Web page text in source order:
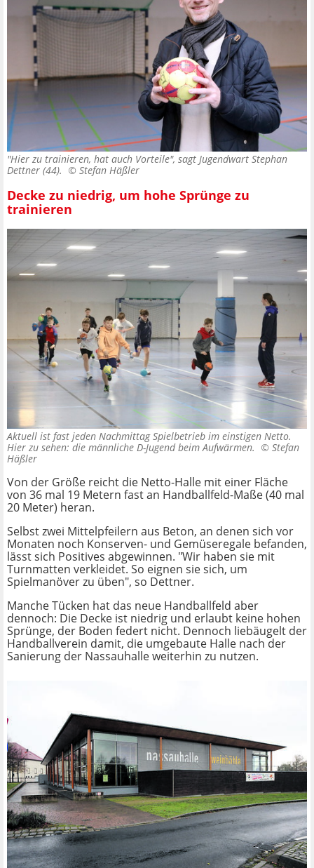
"Hier zu trainieren, hat auch Vorteile", sagt Jugendwart Stephan
Dettner (44). © Stefan Häßler
Decke zu niedrig, um hohe Sprünge zu
trainieren
Aktuell ist fast jeden Nachmittag Spielbetrieb im einstigen Netto.
Hier zu sehen: die männliche D-Jugend beim Aufwärmen. © Stefan
Häßler
Von der Größe reicht die Netto-Halle mit einer Fläche
von 36 mal 19 Metern fast an Handballfeld-Maße (40 mal
20 Meter) heran.
Selbst zwei Mittelpfeilern aus Beton, an denen sich vor
Monaten noch Konserven- und Gemüseregale befanden,
lässt sich Positives abgewinnen. "Wir haben sie mit
Turnmatten verkleidet. So eignen sie sich, um
Spielmanöver zu üben", so Dettner.
Manche Tücken hat das neue Handballfeld aber
dennoch: Die Decke ist niedrig und erlaubt keine hohen
Sprünge, der Boden federt nicht. Dennoch liebäugelt der
Handballverein damit, die umgebaute Halle nach der
Sanierung der Nassauhalle weiterhin zu nutzen.